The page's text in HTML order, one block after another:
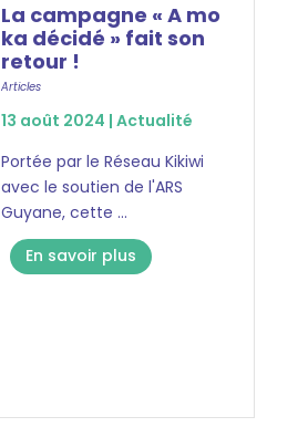
La campagne « A mo
ka décidé » fait son
retour !
Articles
13 août 2024 | Actualité
Portée par le Réseau Kikiwi
avec le soutien de l'ARS
Guyane, cette ...
En savoir plus